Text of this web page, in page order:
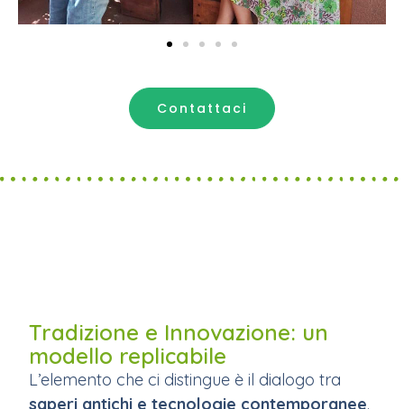
Contattaci
Tradizione e Innovazione: un
modello replicabile
L’elemento che ci distingue è il dialogo tra
saperi antichi e tecnologie contemporanee.